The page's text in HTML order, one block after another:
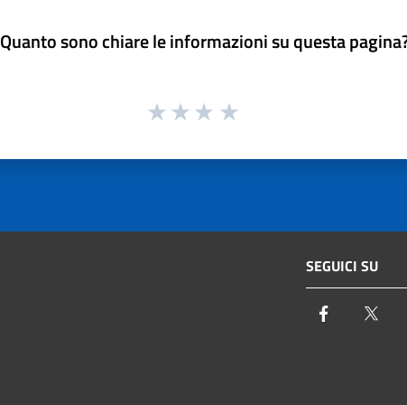
Quanto sono chiare le informazioni su questa
SEGUICI SU
Facebook